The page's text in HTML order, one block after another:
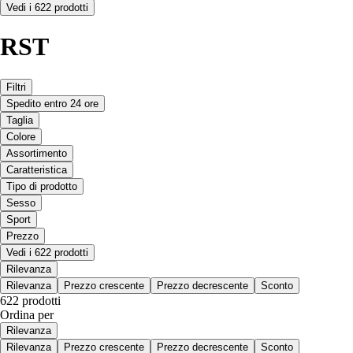
Vedi i 622 prodotti
RST
Filtri
Spedito entro 24 ore
Taglia
Colore
Assortimento
Caratteristica
Tipo di prodotto
Sesso
Sport
Prezzo
Vedi i 622 prodotti
Rilevanza
Rilevanza
Prezzo crescente Prezzo decrescente Sconto
622 prodotti
Ordina per
Rilevanza
Rilevanza
Prezzo crescente Prezzo decrescente Sconto